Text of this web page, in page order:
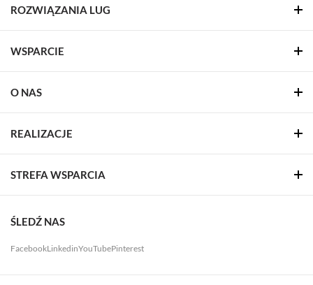
ROZWIĄZANIA LUG
WSPARCIE
O NAS
REALIZACJE
STREFA WSPARCIA
ŚLEDŹ NAS
FacebookLinkedinYouTubePinterest